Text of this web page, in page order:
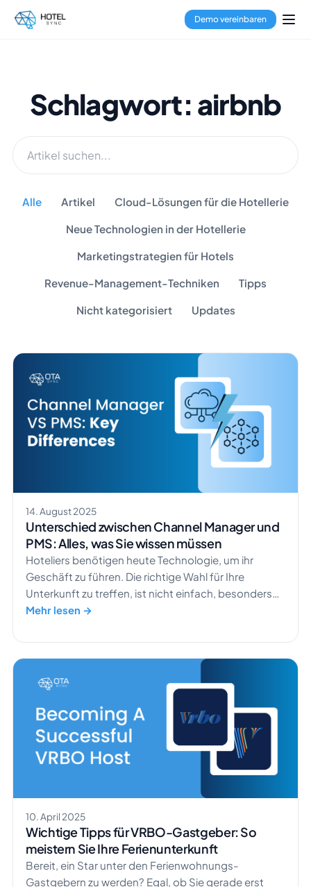
Demo vereinbaren
Schlagwort: airbnb
Alle Artikel Cloud-Lösungen für die Hotellerie
Neue Technologien in der Hotellerie
Marketingstrategien für Hotels
Revenue-Management-Techniken Tipps
Nicht kategorisiert Updates
14. August 2025
Unterschied zwischen Channel Manager und
PMS: Alles, was Sie wissen müssen
Hoteliers benötigen heute Technologie, um ihr
Geschäft zu führen. Die richtige Wahl für Ihre
Unterkunft zu treffen, ist nicht einfach, besonders
ohne das nötige Wissen. Sie haben vielleicht schon
bestehen die entscheidenden Unterschiede
zwischen diesen beiden Funktionen? Kann Ihre
Ferienunterkunft mit nur einem von beiden
auskommen? Bräuchten Sie […]
Mehr lesen →
10. April 2025
Wichtige Tipps für VRBO-Gastgeber: So
meistern Sie Ihre Ferienunterkunft
Bereit, ein Star unter den Ferienwohnungs-
Gastgebern zu werden? Egal, ob Sie gerade erst